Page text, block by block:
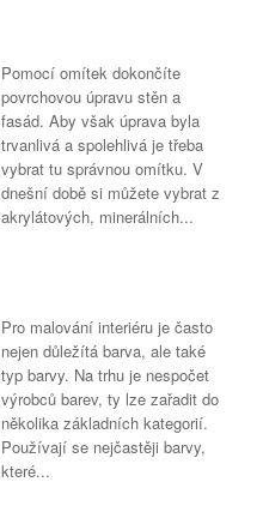
Pomocí omítek dokončíte
povrchovou úpravu stěn a
fasád. Aby však úprava byla
trvanlivá a spolehlivá je třeba
vybrat tu správnou omítku. V
dnešní době si můžete vybrat z
akrylátových, minerálních...
Pro malování interiéru je často
nejen důležítá barva, ale také
typ barvy. Na trhu je nespočet
výrobců barev, ty lze zařadit do
několika základních kategorií.
Používají se nejčastěji barvy,
které...